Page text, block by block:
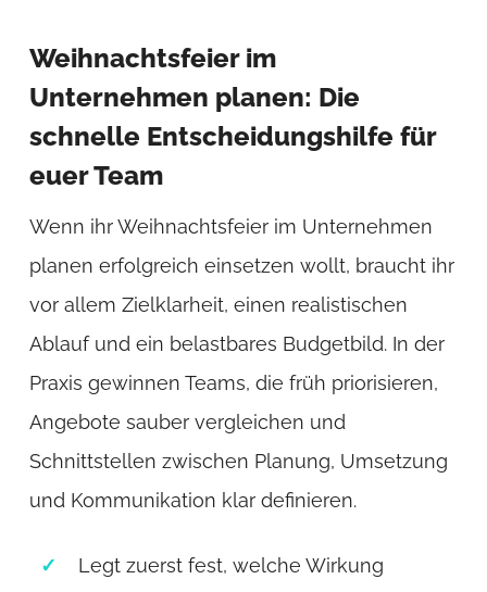
Weihnachtsfeier im
Unternehmen planen: Die
schnelle Entscheidungshilfe für
euer Team
Wenn ihr Weihnachtsfeier im Unternehmen
planen erfolgreich einsetzen wollt, braucht ihr
vor allem Zielklarheit, einen realistischen
Ablauf und ein belastbares Budgetbild. In der
Praxis gewinnen Teams, die früh priorisieren,
Angebote sauber vergleichen und
Schnittstellen zwischen Planung, Umsetzung
und Kommunikation klar definieren.
Legt zuerst fest, welche Wirkung